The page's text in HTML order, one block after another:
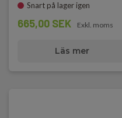
Snart på lager igen
665,00 SEK Exkl. moms
Läs mer